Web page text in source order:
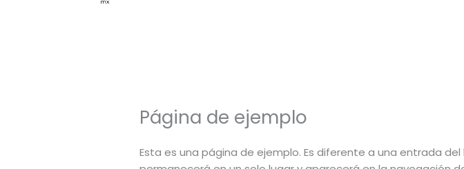
Página de ejemplo
Esta es una página de ejemplo. Es diferente a una entrada